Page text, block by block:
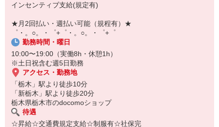
【スマホ面接実施中】
自宅に居ながらスマホでカンタン面接OK！
オンライン面談なのでスピード対応。
即日登録もOK♪
気になった方はお気軽にご相談ください！
インセンティブ支給(規定有)
★月2回払い・週払い可能（規程有）★
゜・。○。・゜+゜・。○。・゜+゜
勤務時間・曜日
10:00〜19:00（実働8h・休憩1h）
※土日祝含む週5日勤務
アクセス・勤務地
「栃木」駅より徒歩10分
「新栃木」駅より徒歩20分
栃木県栃木市のdocomoショップ
待遇
☆昇給☆交通費規定支給☆制服有☆社保完